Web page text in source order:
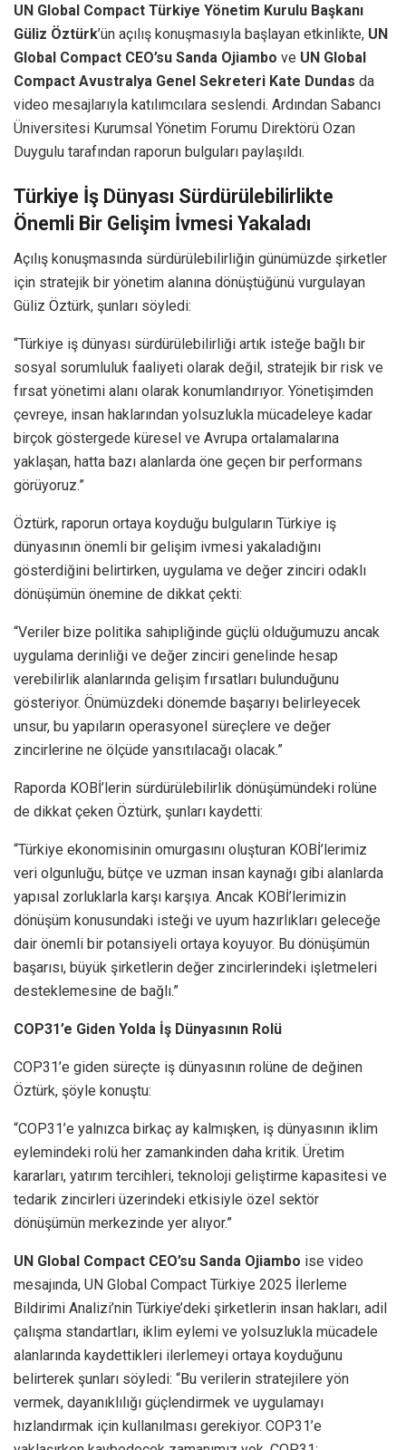
UN Global Compact Türkiye Yönetim Kurulu Başkanı
Güliz Öztürk’ün açılış konuşmasıyla başlayan etkinlikte, UN
Global Compact CEO’su Sanda Ojiambo ve UN Global
Compact Avustralya Genel Sekreteri Kate Dundas da
video mesajlarıyla katılımcılara seslendi. Ardından Sabancı
Üniversitesi Kurumsal Yönetim Forumu Direktörü Ozan
Duygulu tarafından raporun bulguları paylaşıldı.
Türkiye İş Dünyası Sürdürülebilirlikte
Önemli Bir Gelişim İvmesi Yakaladı
Açılış konuşmasında sürdürülebilirliğin günümüzde şirketler
için stratejik bir yönetim alanına dönüştüğünü vurgulayan
Güliz Öztürk, şunları söyledi:
“Türkiye iş dünyası sürdürülebilirliği artık isteğe bağlı bir
sosyal sorumluluk faaliyeti olarak değil, stratejik bir risk ve
fırsat yönetimi alanı olarak konumlandırıyor. Yönetişimden
çevreye, insan haklarından yolsuzlukla mücadeleye kadar
birçok göstergede küresel ve Avrupa ortalamalarına
yaklaşan, hatta bazı alanlarda öne geçen bir performans
görüyoruz.”
Öztürk, raporun ortaya koyduğu bulguların Türkiye iş
dünyasının önemli bir gelişim ivmesi yakaladığını
gösterdiğini belirtirken, uygulama ve değer zinciri odaklı
dönüşümün önemine de dikkat çekti:
“Veriler bize politika sahipliğinde güçlü olduğumuzu ancak
uygulama derinliği ve değer zinciri genelinde hesap
verebilirlik alanlarında gelişim fırsatları bulunduğunu
gösteriyor. Önümüzdeki dönemde başarıyı belirleyecek
unsur, bu yapıların operasyonel süreçlere ve değer
zincirlerine ne ölçüde yansıtılacağı olacak.”
Raporda KOBİ’lerin sürdürülebilirlik dönüşümündeki rolüne
de dikkat çeken Öztürk, şunları kaydetti:
“Türkiye ekonomisinin omurgasını oluşturan KOBİ’lerimiz
veri olgunluğu, bütçe ve uzman insan kaynağı gibi alanlarda
yapısal zorluklarla karşı karşıya. Ancak KOBİ’lerimizin
dönüşüm konusundaki isteği ve uyum hazırlıkları geleceğe
dair önemli bir potansiyeli ortaya koyuyor. Bu dönüşümün
başarısı, büyük şirketlerin değer zincirlerindeki işletmeleri
desteklemesine de bağlı.”
COP31’e Giden Yolda İş Dünyasının Rolü
COP31’e giden süreçte iş dünyasının rolüne de değinen
Öztürk, şöyle konuştu:
“COP31’e yalnızca birkaç ay kalmışken, iş dünyasının iklim
eylemindeki rolü her zamankinden daha kritik. Üretim
kararları, yatırım tercihleri, teknoloji geliştirme kapasitesi ve
tedarik zincirleri üzerindeki etkisiyle özel sektör
dönüşümün merkezinde yer alıyor.”
UN Global Compact CEO’su Sanda Ojiambo ise video
mesajında, UN Global Compact Türkiye 2025 İlerleme
Bildirimi Analizi’nin Türkiye’deki şirketlerin insan hakları, adil
çalışma standartları, iklim eylemi ve yolsuzlukla mücadele
alanlarında kaydettikleri ilerlemeyi ortaya koyduğunu
belirterek şunları söyledi: “Bu verilerin stratejilere yön
vermek, dayanıklılığı güçlendirmek ve uygulamayı
hızlandırmak için kullanılması gerekiyor. COP31’e